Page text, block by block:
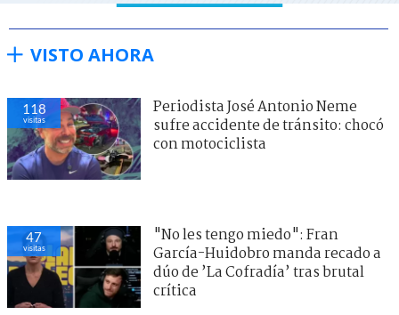
VISTO AHORA
118
visitas
Periodista José Antonio Neme
sufre accidente de tránsito: chocó
con motociclista
47
visitas
"No les tengo miedo": Fran
García-Huidobro manda recado a
dúo de ’La Cofradía’ tras brutal
crítica